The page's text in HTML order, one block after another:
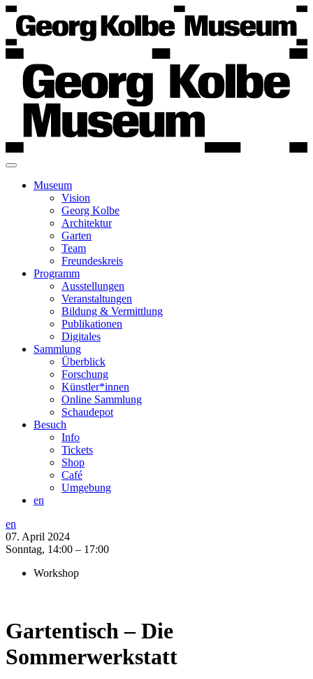
Museum
Vision
Georg Kolbe
Architektur
Garten
Team
Freundeskreis
Programm
Ausstellungen
Veranstaltungen
Bildung & Vermittlung
Publikationen
Digitales
Sammlung
Überblick
Forschung
Künstler*innen
Online Sammlung
Schaudepot
Besuch
Info
Tickets
Shop
Café
Umgebung
en
en
07. April 2024
Sonntag, 14:00 – 17:00
Workshop
Gartentisch – Die
Sommerwerkstatt